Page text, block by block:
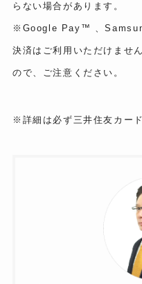
らない場合があります。
※Google Pay™ 、
決済はご利用いただけませ
ので、ご注意ください。
※詳細は必ず三井住友カー